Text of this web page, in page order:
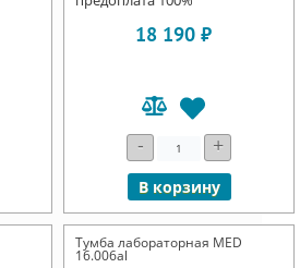
18 190 ₽
- +
В корзину
Тумба лабораторная MED
16.006al